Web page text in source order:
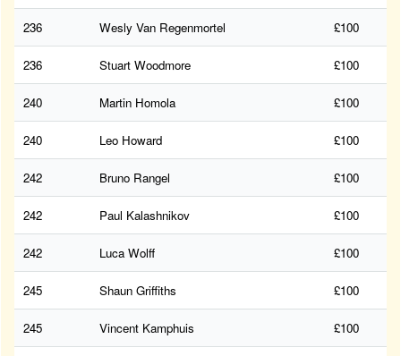
236 Wesly Van Regenmortel £100
236 Stuart Woodmore £100
240 Martin Homola £100
240 Leo Howard £100
242 Bruno Rangel £100
242 Paul Kalashnikov £100
242 Luca Wolff £100
245 Shaun Griffiths £100
245 Vincent Kamphuis £100